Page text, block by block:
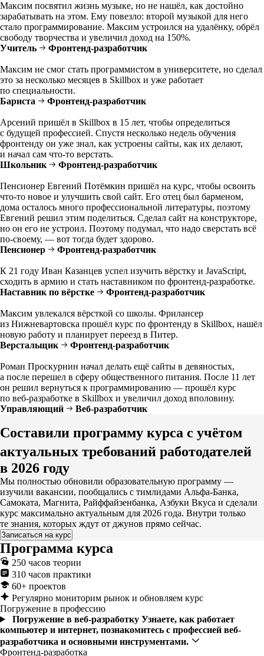
Максим посвятил жизнь музыке, но не нашёл, как достойно
зарабатывать на этом. Ему повезло: второй музыкой для него
стало программирование. Максим устроился на удалёнку, обрёл
свободу творчества и увеличил доход на 150%.
Учитель
Фронтенд-разработчик
Максим не смог стать программистом в университете, но сделал
это за несколько месяцев в Skillbox и уже работает
по специальности.
Бариста
Фронтенд-разработчик
Арсений пришёл в Skillbox в 15 лет, чтобы определиться
с будущей профессией. Спустя несколько недель обучения
фронтенду он уже знал, как устроены сайты, как их делают,
и начал сам что-то верстать.
Школьник
Фронтенд-разработчик
Пенсионер Евгений Потёмкин пришёл на курс, чтобы освоить
что-то новое и улучшить свой сайт. Его отец был барменом,
дома осталось много профессиональной литературы, поэтому
Евгений решил этим поделиться. Сделал сайт на конструкторе,
но он его не устроил. Поэтому подумал, что надо сверстать всё
по-своему, — вот тогда будет здорово.
Пенсионер
Фронтенд-разработчик
К 21 году Иван Казанцев успел изучить вёрстку и JavaScript,
сходить в армию и стать наставником по фронтенд-разработке.
Наставник по вёрстке
Фронтенд-разработчик
Максим увлекался вёрсткой со школы. Фрилансер
из Нижневартовска прошёл курс по фронтенду в Skillbox, нашёл
новую работу и планирует переезд в Питер.
Верстальщик
Фронтенд-разработчик
Роман Проскурнин начал делать ещё сайты в девяностых,
а после перешел в сферу общественного питания. После 11 лет
он решил вернуться к программированию — прошёл курс
по веб-разработке в Skillbox и увеличил доход вполовину.
Управляющий
Веб-разработчик
Составили программу курса с учётом
актуальных требований работодателей
в 2026 году
Мы полностью обновили образовательную программу —
изучили вакансии, пообщались с тимлидами Альфа-Банка,
Самоката, Магнита, Райффайзенбанка, Азбуки Вкуса и сделали
курс максимально актуальным для 2026 года. Внутри только
те знания, которых ждут от джунов прямо сейчас.
Записаться на курс
Программа курса
250 часов теории
310 часов практики
60+ проектов
Регулярно мониторим рынок и обновляем курс
Погружение в профессию
Погружение в веб-разработку Узнаете, как работает
компьютер и интернет, познакомитесь с профессией веб-
разработчика и основными инструментами.
Фронтенд-разработка